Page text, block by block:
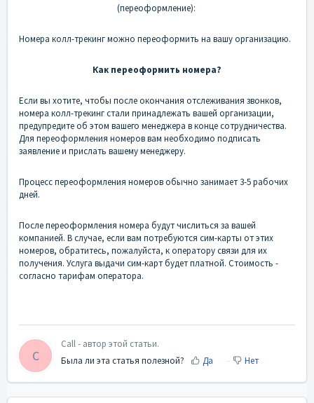
(переоформление):
Номера колл-трекинг можно переоформить на вашу организацию.
Как переоформить номера?
Если вы хотите, чтобы после окончания отслеживания звонков,
номера колл-трекинг стали принадлежать вашей организации,
предупредите об этом вашего менеджера в конце сотрудничества.
Для переоформления номеров вам необходимо подписать
заявление и прислать вашему менеджеру.
Процесс переоформления номеров обычно занимает 3-5 рабочих
дней.
После переоформления номера будут числиться за вашей
компанией. В случае, если вам потребуются сим-карты от этих
номеров, обратитесь, пожалуйста, к оператору связи для их
получения. Услуга выдачи сим-карт будет платной. Стоимость -
согласно тарифам оператора.
C
Call - автор этой статьи.
Была ли эта статья полезной?
Да Нет